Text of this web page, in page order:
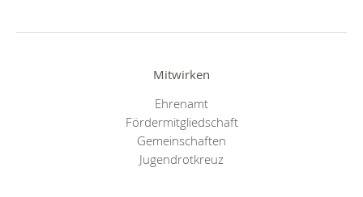
Mitwirken
Ehrenamt
Fördermitgliedschaft
Gemeinschaften
Jugendrotkreuz